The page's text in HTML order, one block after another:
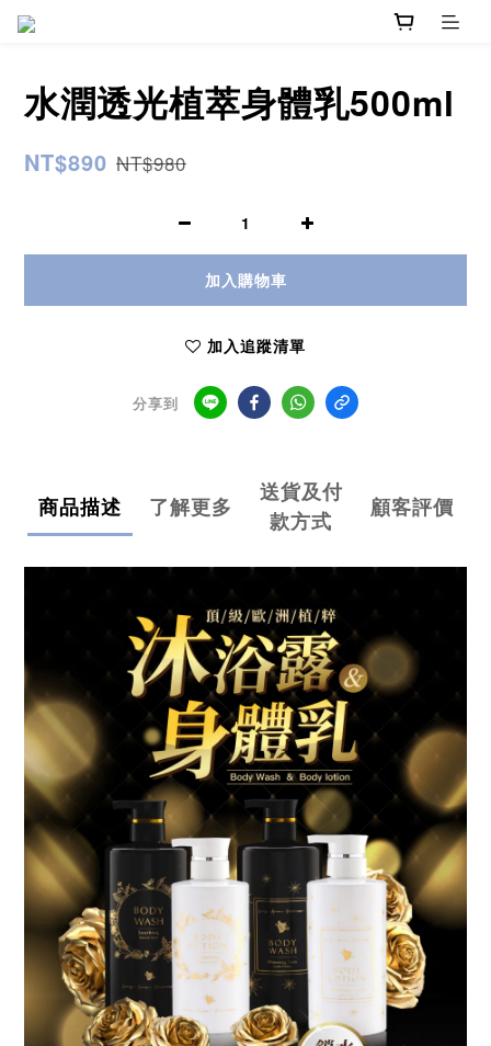
水潤透光植萃身體乳500ml
NT$890 NT$980
加入購物車
加入追蹤清單
分享到
商品描述 了解更多
送貨及付
款方式
顧客評價